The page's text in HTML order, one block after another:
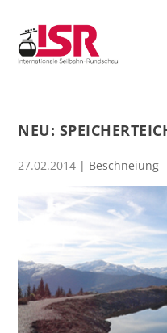
NEU:
27.02.2014 | Beschneiung